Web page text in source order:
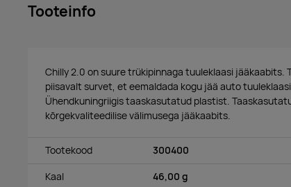
Tooteinfo
Chilly 2.0 on suure trükipinnaga tuuleklaasi jääkaabits.
piisavalt survet, et eemaldada kogu jää auto
Ühendkuningriigis taaskasutatud plastist.
kõrgekvaliteedilise välimusega jääkaabits.
Tootekood 300400
Kaal 46,00 g